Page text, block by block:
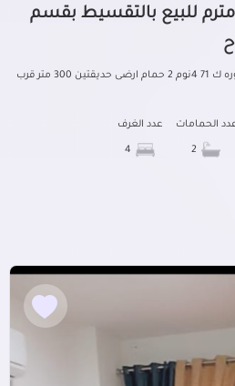
شاليه أنواع أخرى 125 مترم للبيع بالتقسيط بقسم
شالية فاخر فى الساحل قرية المعموره ك 71 4نوم 2 حمام ارضى حديقتين 300 متر قرب
الحمامات عدد الغرف